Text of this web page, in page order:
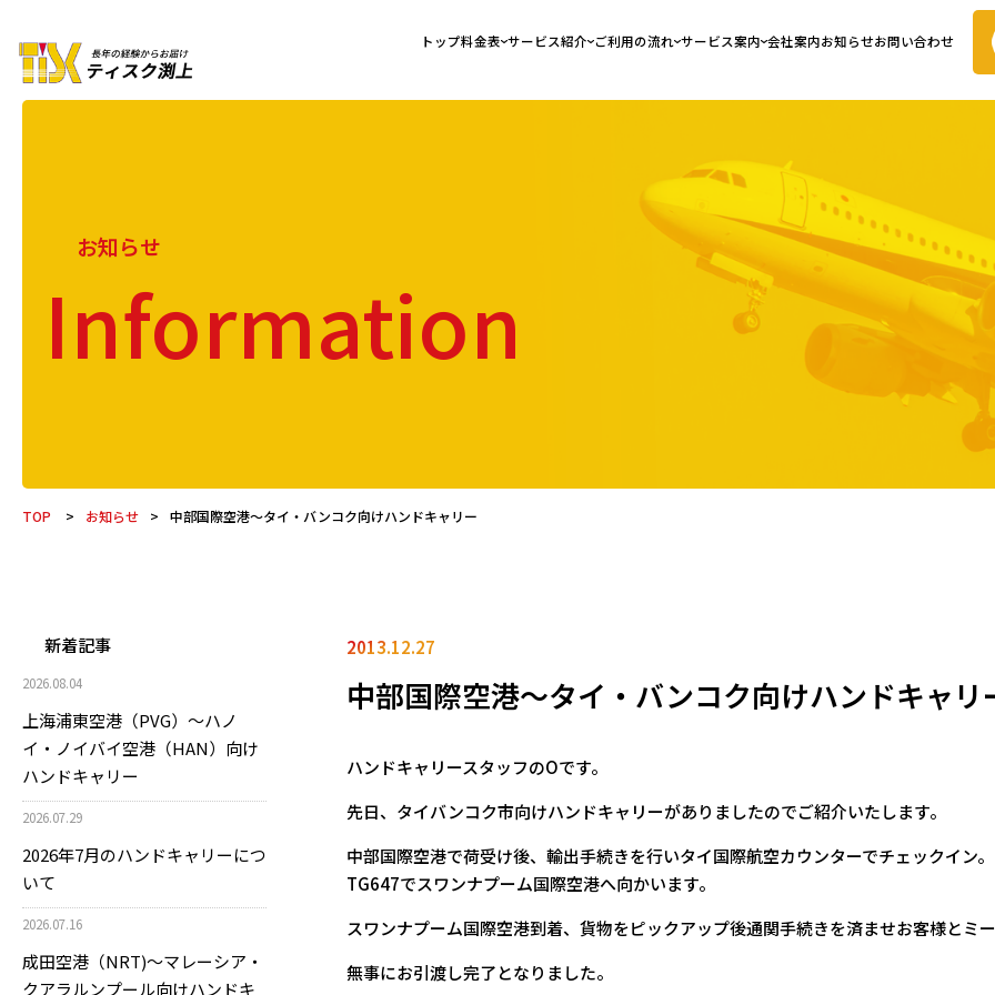
トップ料金表 サービス紹介 ご利用の流れ サービス案内 会社案内お知らせお問い合わせ
お知らせ
Information
TOP > お知らせ > 中部国際空港～タイ・バンコク向けハンドキャリー
新着記事
2026.08.04
上海浦東空港（PVG）～ハノ
イ・ノイバイ空港（HAN）向け
ハンドキャリー
2026.07.29
2026年7月のハンドキャリーにつ
いて
2026.07.16
成田空港（NRT)～マレーシア・
クアラルンプール向けハンドキ
2013.12.27
中部国際空港～タイ・バンコク向けハンドキャリ
ハンドキャリースタッフのOです。
先日、タイバンコク市向けハンドキャリーがありましたのでご紹介いたします。
中部国際空港で荷受け後、輸出手続きを行いタイ国際航空カウンターでチェックイン。
TG647でスワンナプーム国際空港へ向かいます。
スワンナプーム国際空港到着、貨物をピックアップ後通関手続きを済ませお客様とミー
無事にお引渡し完了となりました。